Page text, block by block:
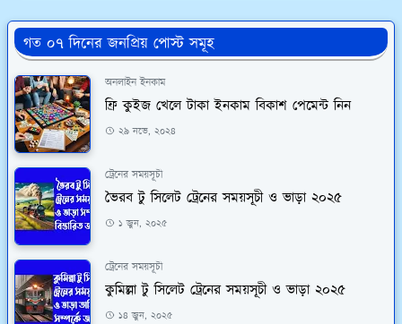
গত ০৭ দিনের জনপ্রিয় পোস্ট সমূহ
অনলাইন ইনকাম
ফ্রি কুইজ খেলে টাকা ইনকাম বিকাশ পেমেন্ট নিন
২৯ নভে, ২০২৪
ট্রেনের সময়সূচী
ভৈরব টু সিলেট ট্রেনের সময়সূচী ও ভাড়া ২০২৫
১ জুন, ২০২৫
ট্রেনের সময়সূচী
কুমিল্লা টু সিলেট ট্রেনের সময়সূচী ও ভাড়া ২০২৫
১৪ জুন, ২০২৫